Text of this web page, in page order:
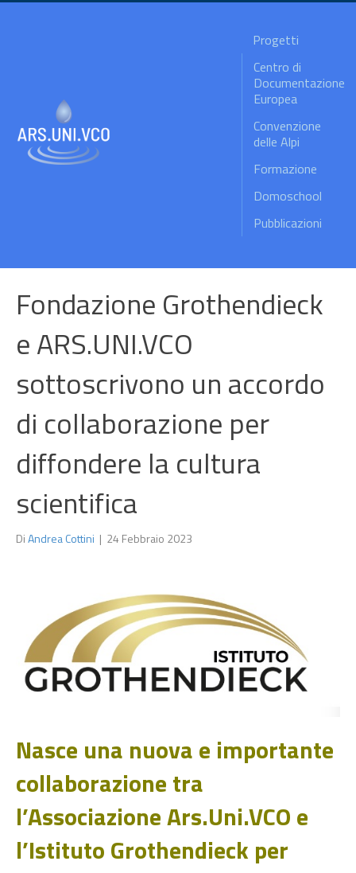
Progetti
Centro di
Documentazione
Europea
Convenzione
delle Alpi
Formazione
Domoschool
Pubblicazioni
Fondazione Grothendieck
e ARS.UNI.VCO
sottoscrivono un accordo
di collaborazione per
diffondere la cultura
scientifica
DiAndrea Cottini | 24 Febbraio 2023
Nasce una nuova e importante
collaborazione tra
l’Associazione Ars.Uni.VCOe
l’Istituto Grothendieck per